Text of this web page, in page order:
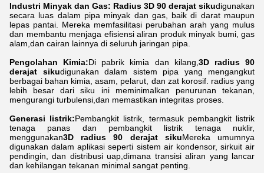
Industri Minyak dan Gas: Radius 3D 90 derajat sikudigunakan
secara luas dalam pipa minyak dan gas, baik di darat maupun
lepas pantai. Mereka memfasilitasi perubahan arah yang mulus
dan membantu menjaga efisiensi aliran produk minyak bumi, gas
alam,dan cairan lainnya di seluruh jaringan pipa.
Pengolahan Kimia:Di pabrik kimia dan kilang, 3D radius 90
derajat sikudigunakan dalam sistem pipa yang mengangkut
berbagai bahan kimia, asam, pelarut, dan zat korosif. radius yang
lebih besar dari siku ini meminimalkan penurunan tekanan,
mengurangi turbulensi,dan memastikan integritas proses.
Generasi listrik:Pembangkit listrik, termasuk pembangkit listrik
tenaga panas dan pembangkit listrik tenaga nuklir,
menggunakan3D radius 90 derajat sikuMereka umumnya
digunakan dalam aplikasi seperti sistem air kondensor, sirkuit air
pendingin, dan distribusi uap,dimana transisi aliran yang lancar
dan kehilangan tekanan minimal sangat penting.